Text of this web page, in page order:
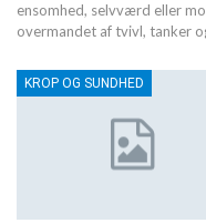
ensomhed, selvværd eller
overmandet af tvivl, tanker
KROP OG SUNDHED